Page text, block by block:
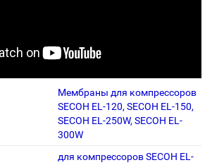
Мембраны для компрессоров
SECOH EL-120, SECOH EL-150,
SECOH EL-250W, SECOH EL-
300W
для компрессоров SECOH EL-